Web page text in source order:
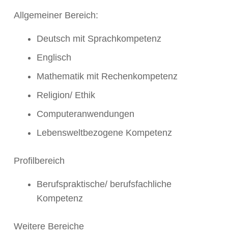
Allgemeiner Bereich:
Deutsch mit Sprachkompetenz
Englisch
Mathematik mit Rechenkompetenz
Religion/ Ethik
Computeranwendungen
Lebensweltbezogene Kompetenz
Profilbereich
Berufspraktische/ berufsfachliche
Kompetenz
Weitere Bereiche